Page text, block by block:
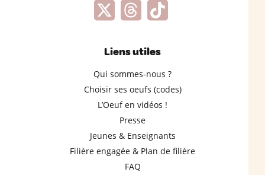
Liens utiles
Qui sommes-nous ?
Choisir ses oeufs (codes)
L’Oeuf en vidéos !
Presse
Jeunes & Enseignants
Filière engagée & Plan de filière
FAQ